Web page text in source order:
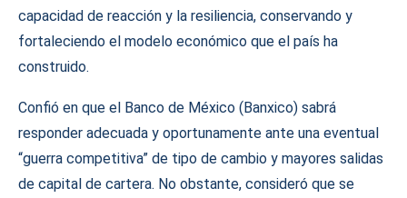
capacidad de reacción y la resiliencia, conservando y
fortaleciendo el modelo económico que el país ha
construido.
Confió en que el Banco de México (Banxico) sabrá
responder adecuada y oportunamente ante una eventual
“guerra competitiva” de tipo de cambio y mayores salidas
de capital de cartera. No obstante, consideró que se